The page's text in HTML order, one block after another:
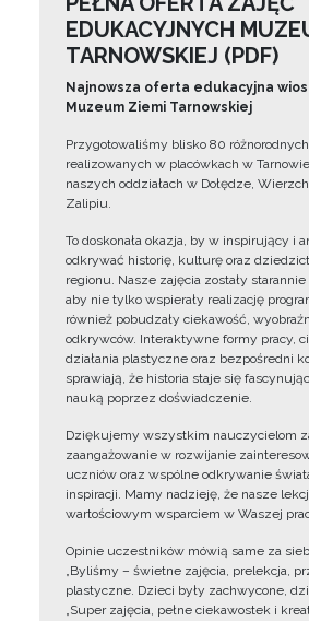
EDUKACYJNYCH
TARNOWSKIEJ (PDF)
Najnowsza oferta edukacyjna
Muzeum Ziemi Tarnowskiej
Przygotowaliśmy blisko 80
realizowanych w placówkach w
naszych oddziałach w Dołędze,
Zalipiu.
To doskonała okazja, by w inspirujący i
odkrywać historię, kulturę oraz
regionu. Nasze zajęcia zostały
aby nie tylko wspierały realizację
również pobudzały ciekawość,
odkrywców. Interaktywne formy pracy,
działania plastyczne oraz bezpośredni
sprawiają, że historia staje się
nauką poprzez doświadczenie.
Dziękujemy wszystkim nauczycielom
zaangażowanie w rozwijanie
uczniów oraz wspólne odkrywanie
inspiracji. Mamy nadzieję, że nasze
wartościowym wsparciem w Waszej
Opinie uczestników mówią same za
„Byliśmy – świetne zajęcia, prelekcja,
plastyczne. Dzieci były zachwycone,
„Super zajęcia, pełne ciekawostek i